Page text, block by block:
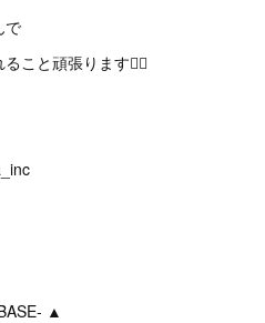
で
こと頑張ります🙇‍♂️
▲